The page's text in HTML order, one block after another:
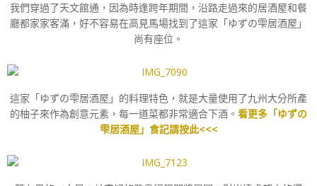
我們穿過了天文館通，因為時逢跨年期間，沿路走過來的居酒屋和餐
廳都家家客滿，好不容易在高見馬場找到了這家「ゆずの雫居酒屋」
尚有座位。
這家「ゆずの雫居酒屋」的料理特色，就是大量使用了九州大分所產
的柚子來作為創意元素，每一道菜都非常適合下酒。 看更多「ゆずの
雫居酒屋」食記請按此<<<